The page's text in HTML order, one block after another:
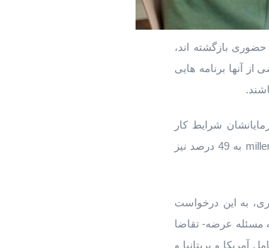
بازگشته اند،
آنها برنامه هایی
داد که تقریبا 40 درصد افراد اگر کارفرمایانشان شرایط کار
دورکاری را برای آنها فراهم نکنند، سازمان خود را ترک خواهند کرد. این درصد توسط نظر سنجی millennials and Gen Z به 49 درصد نیز
به این درخواست
مسئله عرضه- تقاضا
و بریتانیا و